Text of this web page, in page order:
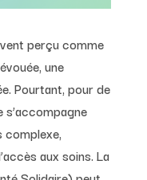
perçu comme
une
Pourtant, pour de
complexe,
aux soins. La